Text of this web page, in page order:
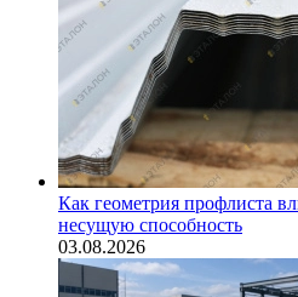
Как геометрия профлиста
несущую способность
03.08.2026